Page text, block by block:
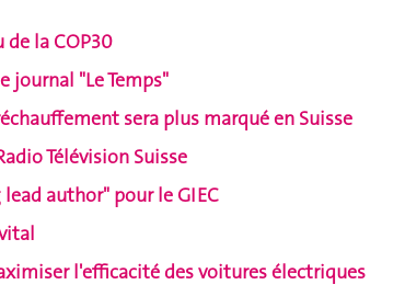
de la COP30
journal "Le Temps"
sera plus marqué en Suisse
Télévision Suisse
author" pour le GIEC
l'efficacité des voitures électriques